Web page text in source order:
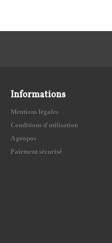
Informations
Mentions légales
Conditions d'utilisation
A propos
Paiement sécurisé